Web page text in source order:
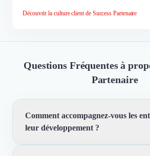
Découvrir la culture client de Success Partenaire
Questions Fréquentes à
Partenaire
Comment accompagnez-vous les
leur développement ?